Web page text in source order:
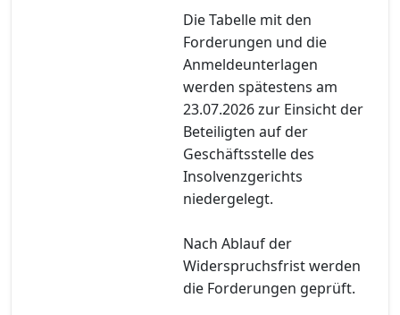
Die Tabelle mit den
Forderungen und die
Anmeldeunterlagen
werden spätestens am
23.07.2026 zur Einsicht der
Beteiligten auf der
Geschäftsstelle des
Insolvenzgerichts
niedergelegt.
Nach Ablauf der
Widerspruchsfrist werden
die Forderungen geprüft.